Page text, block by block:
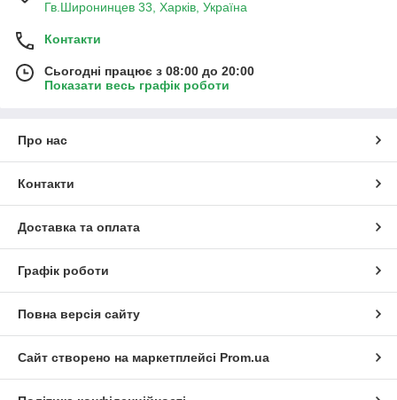
Гв.Широнинцев 33, Харків, Україна
Контакти
Сьогодні працює з 08:00 до 20:00
Показати весь графік роботи
Про нас
Контакти
Доставка та оплата
Графік роботи
Повна версія сайту
Сайт створено на маркетплейсі Prom.ua